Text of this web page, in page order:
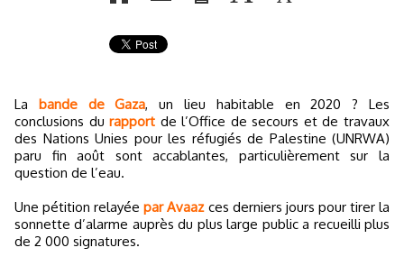
La bande de Gaza, un lieu habitable en 2020 ? Les
conclusions durapport de l’Office de secours et de travaux
des Nations Unies pour les réfugiés de Palestine (UNRWA)
paru fin août sont accablantes, particulièrement sur la
question de l’eau.
Une pétition relayéepar Avaazces derniers jours pour tirer la
sonnette d’alarme auprès du plus large public a recueilli plus
de 2 000 signatures.